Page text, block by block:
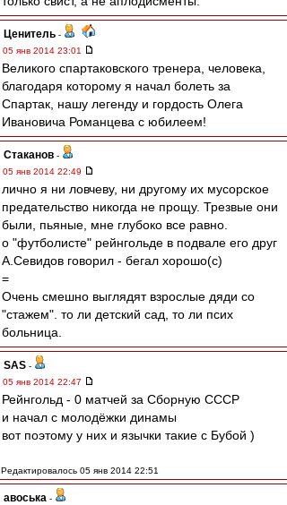
Ценитель -
05 янв 2014 23:01
Великого спартаковского тренера, человека,
благодаря которому я начал болеть за
Спартак, нашу легенду и гордость Олега
Ивановича Романцева с юбилеем!
Cтаканов -
05 янв 2014 22:49
лично я ни ловчеву, ни другому их мусорское
предательство никогда не прощу. Трезвые они
были, пьяные, мне глубоко все равно.
о "футболисте" рейнгольде в подвале его друг
А.Севидов говорил - бегал хорошо(с)
=
Очень смешно выглядят взрослые дяди со
"стажем". то ли детский сад, то ли псих
больница.
SAS -
05 янв 2014 22:47
Рейнгольд - 0 матчей за Сборную СССР
и начал с молодёжки динамы
вот поэтому у них и язычки такие с Бубой )
Редактировалось 05 янв 2014 22:51
авоська -